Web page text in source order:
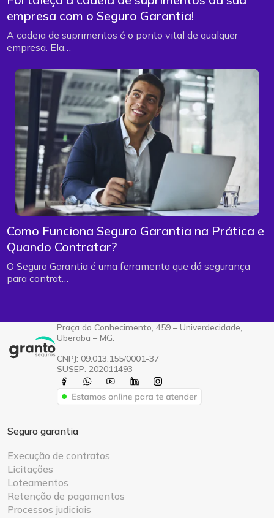
empresa com o Seguro Garantia!
A cadeia de suprimentos é o ponto vital de qualquer
empresa. Ela…
Como Funciona Seguro Garantia na Prática e
Quando Contratar?
O Seguro Garantia é uma ferramenta que dá segurança
para contrat…
Praça do Conhecimento, 459 – Univerdecidade,
Uberaba – MG.
CNPJ: 09.013.155/0001-37
SUSEP: 202011493
Seguro garantia
Execução de contratos
Licitações
Loteamentos
Retenção de pagamentos
Processos judiciais